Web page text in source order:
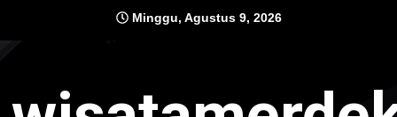
content
Minggu, Agustus 9, 2026